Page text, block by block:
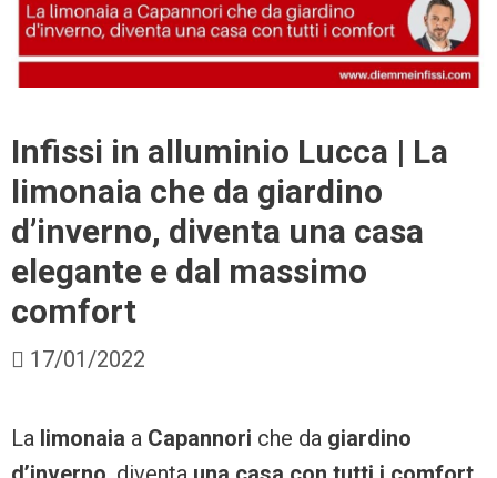
Infissi in alluminio Lucca | La
limonaia che da giardino
d’inverno, diventa una casa
elegante e dal massimo
comfort
17/01/2022
La limonaia a Capannori che da giardino